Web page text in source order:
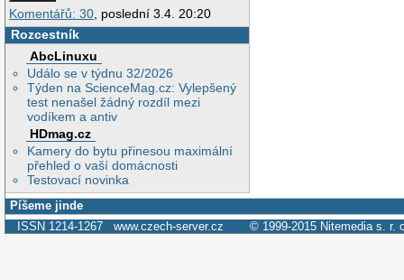
Komentářů: 30 , poslední 3.4. 20:20
Rozcestník
AbcLinuxu
Událo se v týdnu 32/2026
Týden na ScienceMag.cz: Vylepšený
test nenašel žádný rozdíl mezi
vodíkem a antiv
HDmag.cz
Kamery do bytu přinesou maximální
přehled o vaší domácnosti
Testovací novinka
Píšeme jinde
ISSN 1214-1267 www.czech-server.cz © 1999-2015 Nitemedia s. r.